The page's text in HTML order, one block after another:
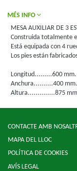
MÉS INFO
MESA AUXILIAR DE 3
Construida totalmente
Está equipada con 4
Los pies están
Longitud.........600 mm.
Anchura..........400 mm.
Altura..............875
CONTACTE AMB
MAPA DEL LLOC
POLÍTICA DE COOKIES
AVÍS LEGAL